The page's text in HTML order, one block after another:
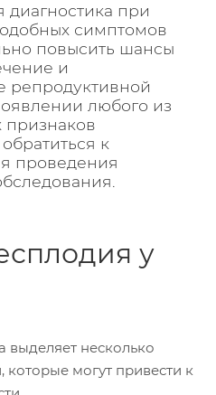
при
симптомов
повысить шансы
и
репродуктивной
любого из
признаков
к
проведения
у
несколько
могут привести к